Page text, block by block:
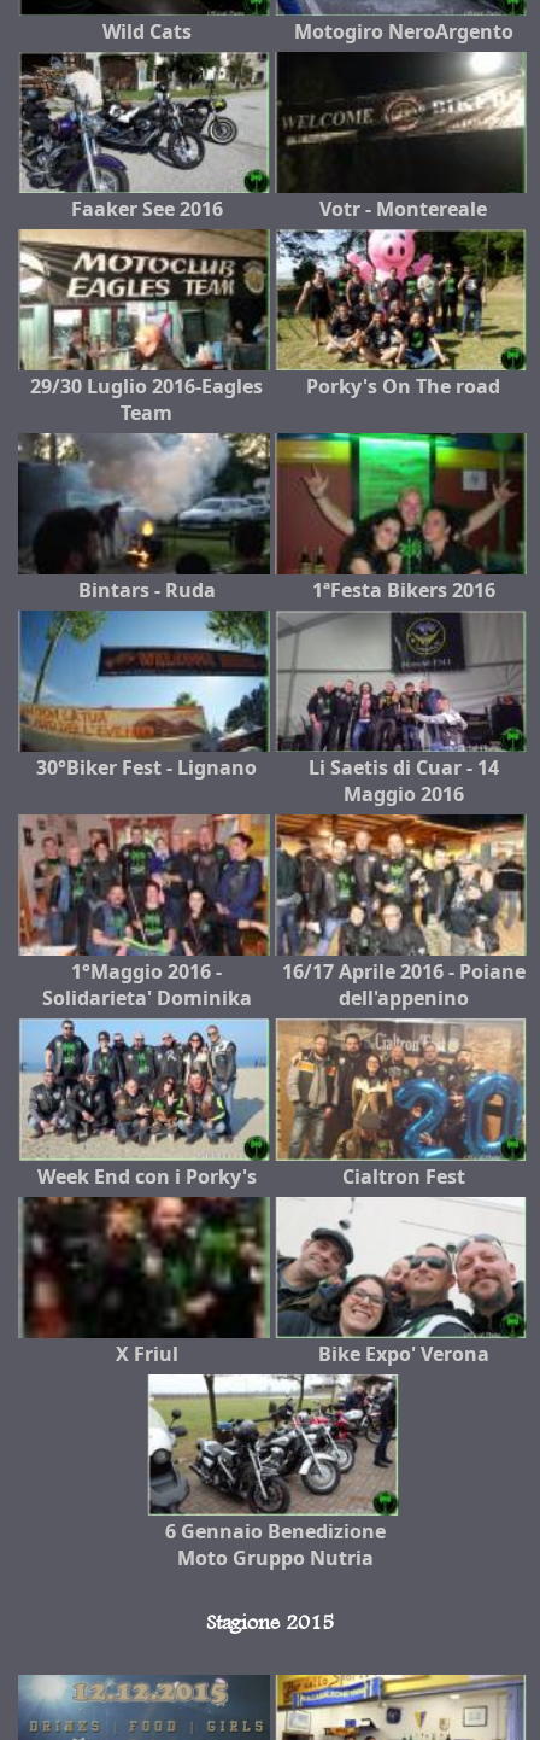
Wild Cats Motogiro NeroArgento
Faaker See 2016 Votr - Montereale
29/30 Luglio 2016-Eagles
Team
Porky's On The road
Bintars - Ruda 1ªFesta Bikers 2016
30°Biker Fest - Lignano
Li Saetis di Cuar - 14
Maggio 2016
1°Maggio 2016 -
Solidarieta' Dominika
16/17 Aprile 2016 - Poiane
dell'appenino
Week End con i Porky's Cialtron Fest
X Friul Bike Expo' Verona
6 Gennaio Benedizione
Moto Gruppo Nutria
Stagione 2015